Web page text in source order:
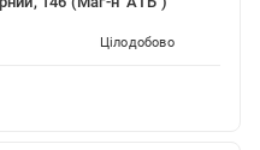
Цілодобово